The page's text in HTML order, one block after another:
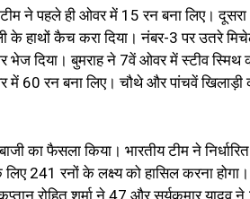
ने पहले ही ओवर में 15 रन बना लिए।
के हाथों कैच करा दिया। नंबर-3 पर उतरे
दिया। बुमराह ने 7वें ओवर में स्टीव स्मिथ
60 रन बना लिए। चौथे और पांचवें खिलाड़ी
का फैसला किया। भारतीय टीम ने
241 रनों के लक्ष्य को हासिल करना
रोहित शर्मा ने 47 और सूर्यकुमार यादव